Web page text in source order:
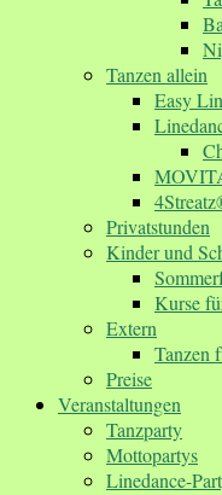
Tanzen allein
Easy
Privatstunden
Kinder und
Kurse
Extern
Tanzen
Preise
Veranstaltungen
Tanzparty
Mottopartys
Linedance-